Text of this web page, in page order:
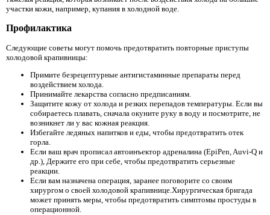
участки кожи, например, купания в холодной воде.
Профилактика
Следующие советы могут помочь предотвратить повторные приступы
холодовой крапивницы:
Примите безрецептурные антигистаминные препараты перед
воздействием холода.
Принимайте лекарства согласно предписаниям.
Защитите кожу от холода и резких перепадов температуры. Если вы
собираетесь плавать, сначала окуните руку в воду и посмотрите, не
возникнет ли у вас кожная реакция.
Избегайте ледяных напитков и еды, чтобы предотвратить отек
горла.
Если ваш врач прописал автоинъектор адреналина (EpiPen, Auvi-Q и
др.), Держите его при себе, чтобы предотвратить серьезные
реакции.
Если вам назначена операция, заранее поговорите со своим
хирургом о своей холодовой крапивнице.Хирургическая бригада
может принять меры, чтобы предотвратить симптомы простуды в
операционной.